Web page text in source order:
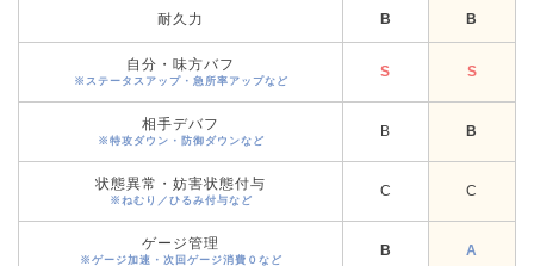
耐久力 B B
自分・味方バフ
※ステータスアップ・急所率アップなど
S S
相手デバフ
※特攻ダウン・防御ダウンなど
B B
状態異常・妨害状態付与
※ねむり／ひるみ付与など
C C
ゲージ管理
※ゲージ加速・次回ゲージ消費０など
B A